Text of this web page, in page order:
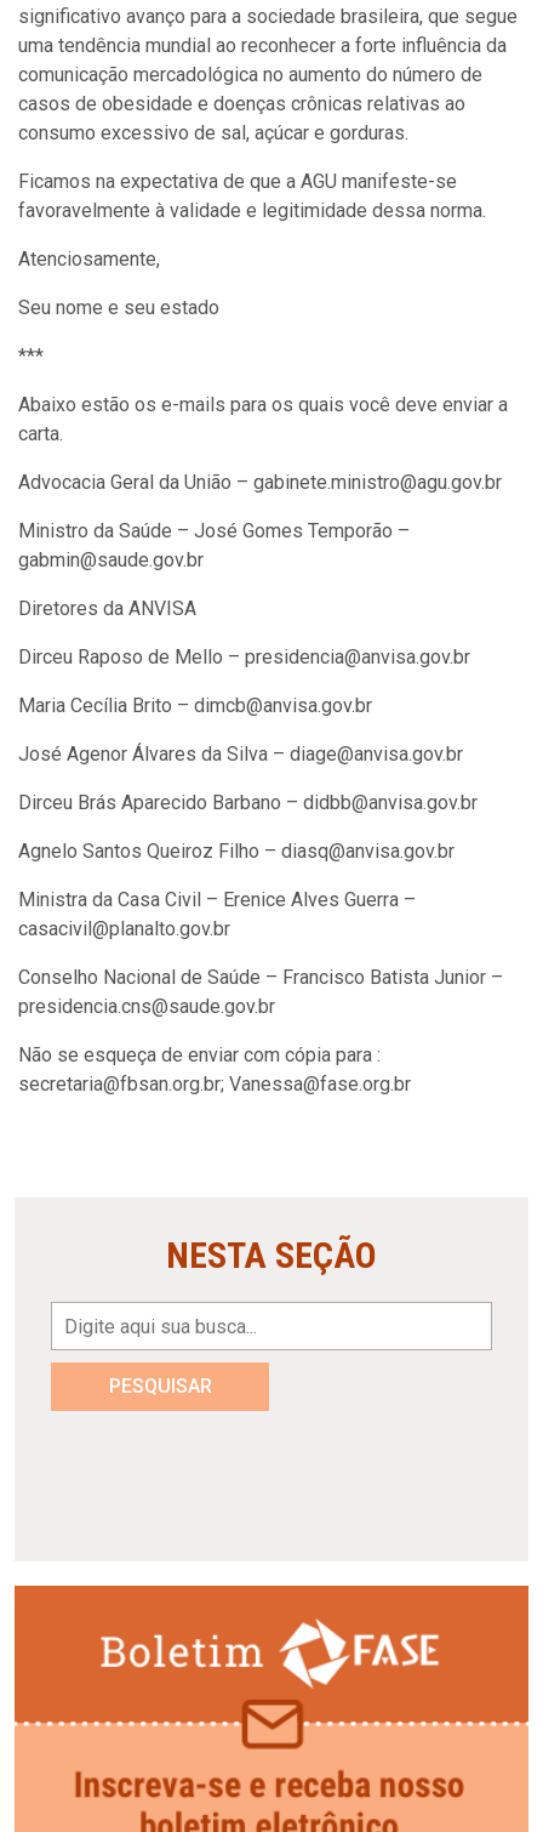
significativo avanço para a sociedade brasileira, que segue
uma tendência mundial ao reconhecer a forte influência da
comunicação mercadológica no aumento do número de
casos de obesidade e doenças crônicas relativas ao
consumo excessivo de sal, açúcar e gorduras.
Ficamos na expectativa de que a AGU manifeste-se
favoravelmente à validade e legitimidade dessa norma.
Atenciosamente,
Seu nome e seu estado
***
Abaixo estão os e-mails para os quais você deve enviar a
carta.
Advocacia Geral da União – gabinete.ministro@agu.gov.br
Ministro da Saúde – José Gomes Temporão –
gabmin@saude.gov.br
Diretores da ANVISA
Dirceu Raposo de Mello – presidencia@anvisa.gov.br
Maria Cecília Brito – dimcb@anvisa.gov.br
José Agenor Álvares da Silva – diage@anvisa.gov.br
Dirceu Brás Aparecido Barbano – didbb@anvisa.gov.br
Agnelo Santos Queiroz Filho – diasq@anvisa.gov.br
Ministra da Casa Civil – Erenice Alves Guerra –
casacivil@planalto.gov.br
Conselho Nacional de Saúde – Francisco Batista Junior –
presidencia.cns@saude.gov.br
Não se esqueça de enviar com cópia para :
secretaria@fbsan.org.br; Vanessa@fase.org.br
NESTA SEÇÃO
PESQUISAR